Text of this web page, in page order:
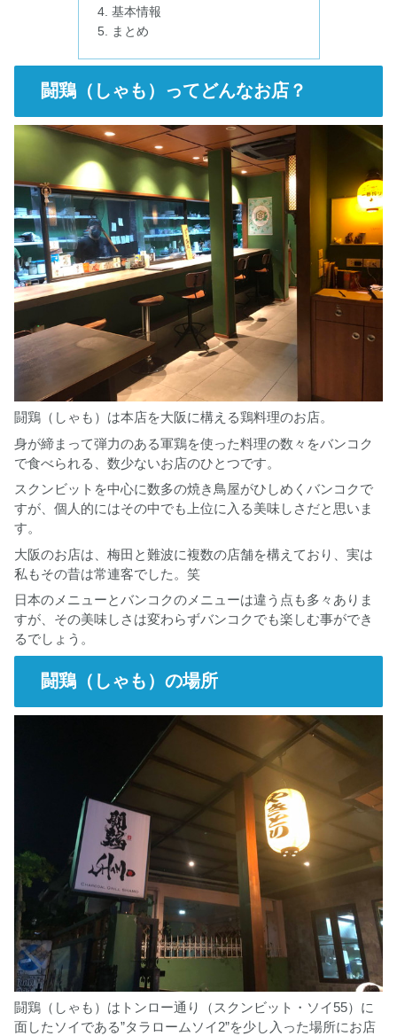
基本情報
まとめ
闘鶏（しゃも）ってどんなお店？
闘鶏（しゃも）は本店を大阪に構える鶏料理のお店。
身が締まって弾力のある軍鶏を使った料理の数々をバンコク
で食べられる、数少ないお店のひとつです。
スクンビットを中心に数多の焼き鳥屋がひしめくバンコクで
すが、個人的にはその中でも上位に入る美味しさだと思いま
す。
大阪のお店は、梅田と難波に複数の店舗を構えており、実は
私もその昔は常連客でした。笑
日本のメニューとバンコクのメニューは違う点も多々ありま
すが、その美味しさは変わらずバンコクでも楽しむ事ができ
るでしょう。
闘鶏（しゃも）の場所
闘鶏（しゃも）はトンロー通り（スクンビット・ソイ55）に
面したソイである”タラロームソイ2”を少し入った場所にお店